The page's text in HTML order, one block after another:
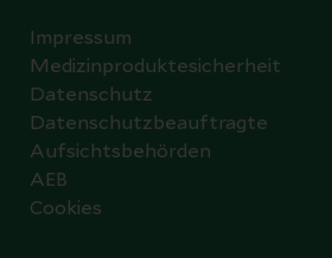
Impressum
Medizinproduktesicherheit
Datenschutz
Datenschutzbeauftragte
Aufsichtsbehörden
AEB
Cookies